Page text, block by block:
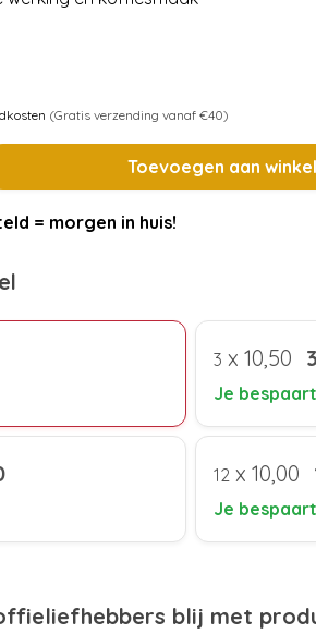
(Gratis verzending vanaf €40)
Toevoegen aan
= morgen in huis!
3 x 10,50
Je
12 x 10,00
Je
blij met